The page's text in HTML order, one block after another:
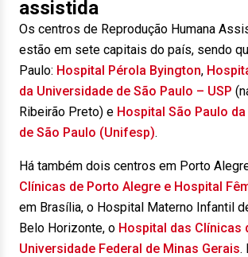
assistida
Os centros de Reprodução Humana
estão em sete capitais do país, sendo
Paulo: Hospital Pérola Byington,
da Universidade de São Paulo – USP
Ribeirão Preto) e Hospital São Paulo
de São Paulo (Unifesp).
Há também dois centros em Porto
Clínicas de Porto Alegre e Hospital
em Brasília, o Hospital Materno Infantil
Belo Horizonte, o Hospital das Clínicas
Universidade Federal de Minas Gerais.